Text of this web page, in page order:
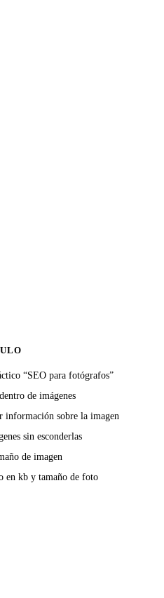
“SEO para fotógrafos”
de imágenes
información sobre la imagen
sin esconderlas
de imagen
en kb y tamaño de foto